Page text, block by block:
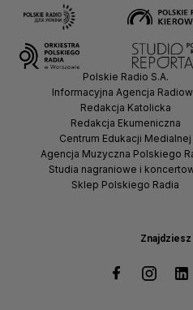
Znajdziesz
Polskie Radio S.A.
Informacyjna Agencja
Redakcja Katolicka
Redakcja Ekumeniczna
Centrum Edukacji Medialnej
Agencja Muzyczna Polskiego
Studia nagraniowe i
Sklep Polskiego Radia